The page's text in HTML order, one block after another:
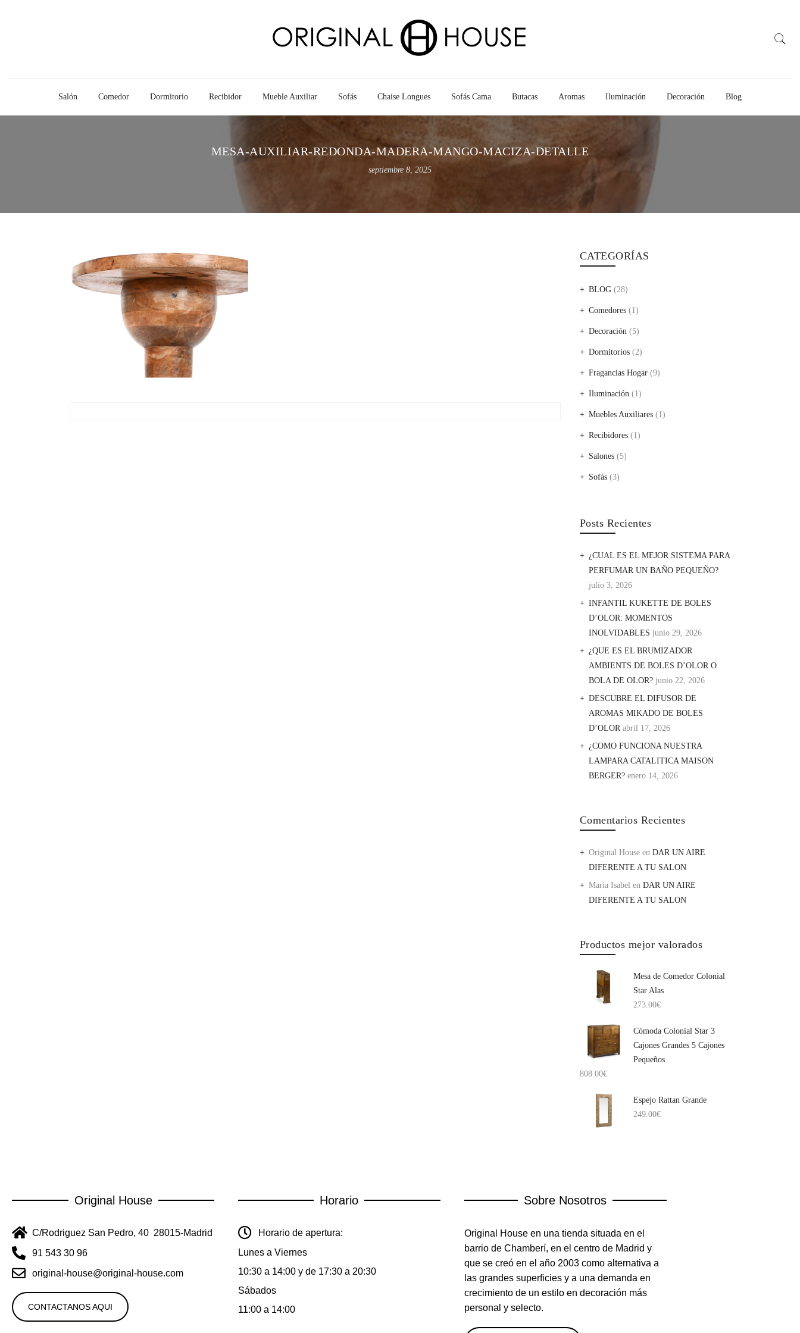
Salón Comedor Dormitorio Recibidor Mueble Auxiliar Sofás Chaise Longues Sofás Cama Butacas Aromas Iluminación Decoración Blog
MESA-AUXILIAR-REDONDA-MADERA-MANGO-MACIZA-DETALLE
septiembre 8, 2025
CATEGORÍAS
BLOG(28)
Comedores(1)
Decoración(5)
Dormitorios(2)
Fragancias Hogar(9)
Iluminación(1)
Muebles Auxiliares(1)
Recibidores(1)
Salones(5)
Sofás(3)
Posts Recientes
¿CUAL ES EL MEJOR SISTEMA PARA
PERFUMAR UN BAÑO PEQUEÑO?
julio 3, 2026
INFANTIL KUKETTE DE BOLES
D’OLOR: MOMENTOS
INOLVIDABLES junio 29, 2026
¿QUE ES EL BRUMIZADOR
AMBIENTS DE BOLES D’OLOR O
BOLA DE OLOR? junio 22, 2026
DESCUBRE EL DIFUSOR DE
AROMAS MIKADO DE BOLES
D’OLOR abril 17, 2026
¿COMO FUNCIONA NUESTRA
LAMPARA CATALITICA MAISON
BERGER? enero 14, 2026
Comentarios Recientes
Original Houseen DAR UN AIRE
DIFERENTE A TU SALON
Maria Isabelen DAR UN AIRE
DIFERENTE A TU SALON
Productos mejor valorados
Mesa de Comedor Colonial
Star Alas
273.00€
Cómoda Colonial Star 3
Cajones Grandes 5 Cajones
Pequeños
808.00€
Espejo Rattan Grande
249.00€
Original House
C/Rodriguez San Pedro, 40 28015-Madrid
91 543 30 96
original-house@original-house.com
CONTACTANOS AQUI
Horario
Horario de apertura:
Lunes a Viernes
10:30 a 14:00 y de 17:30 a 20:30
Sábados
11:00 a 14:00
Sobre Nosotros
Original House en una tienda situada en el
barrio de Chamberí, en el centro de Madrid y
que se creó en el año 2003 como alternativa a
las grandes superficies y a una demanda en
crecimiento de un estilo en decoración más
personal y selecto.